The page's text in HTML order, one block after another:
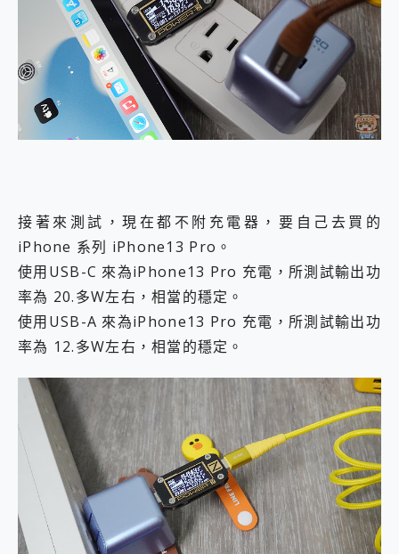
接著來測試，現在都不附充電器，要自己去買的
iPhone 系列 iPhone13 Pro。
使用USB-C 來為iPhone13 Pro 充電，所測試輸出功
率為 20.多W左右，相當的穩定。
使用USB-A 來為iPhone13 Pro 充電，所測試輸出功
率為 12.多W左右，相當的穩定。